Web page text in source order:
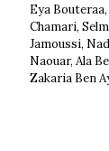
Eya
Chamari,
Jamoussi,
Naouar, Ala
Zakaria Ben